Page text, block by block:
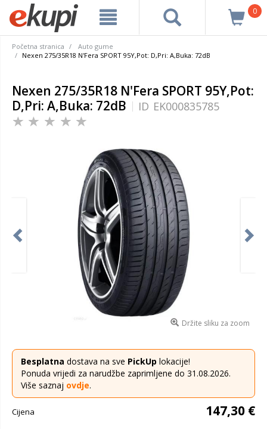
0
Početna stranica
Auto gume
Nexen 275/35R18 N'Fera SPORT 95Y,Pot: D,Pri: A,Buka: 72dB
Nexen 275/35R18 N'Fera SPORT 95Y,Pot:
D,Pri: A,Buka: 72dB
ID EK000835785
Držite sliku za zoom
Besplatna dostava na sve PickUp lokacije!
Ponuda vrijedi za narudžbe zaprimljene do 31.08.2026.
Više saznaj ovdje.
Cijena 147,30 €